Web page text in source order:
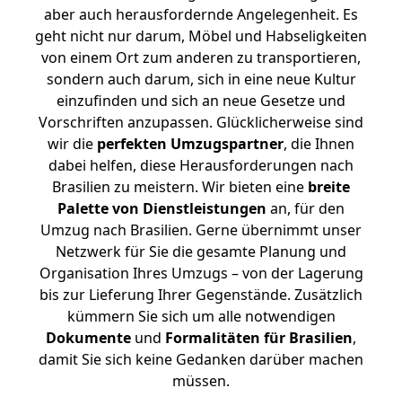
aber auch herausfordernde Angelegenheit. Es
geht nicht nur darum, Möbel und Habseligkeiten
von einem Ort zum anderen zu transportieren,
sondern auch darum, sich in eine neue Kultur
einzufinden und sich an neue Gesetze und
Vorschriften anzupassen. Glücklicherweise sind
wir die perfekten Umzugspartner, die Ihnen
dabei helfen, diese Herausforderungen nach
Brasilien zu meistern. Wir bieten eine breite
Palette von Dienstleistungen an, für den
Umzug nach Brasilien. Gerne übernimmt unser
Netzwerk für Sie die gesamte Planung und
Organisation Ihres Umzugs – von der Lagerung
bis zur Lieferung Ihrer Gegenstände. Zusätzlich
kümmern Sie sich um alle notwendigen
Dokumente und Formalitäten für Brasilien,
damit Sie sich keine Gedanken darüber machen
müssen.